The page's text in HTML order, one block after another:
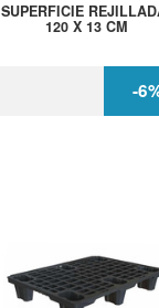
120 X 13 CM
-